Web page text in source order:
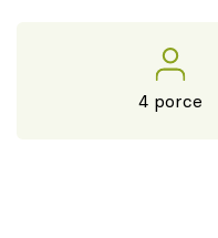
4 porce